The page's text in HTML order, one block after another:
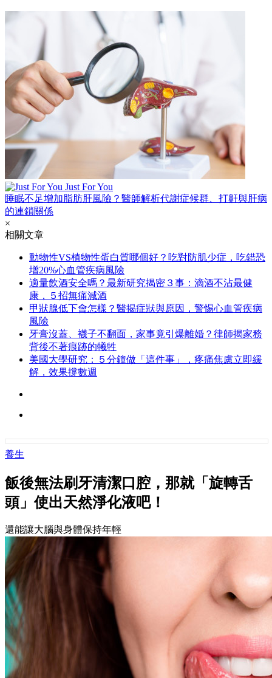
Just For You
睡眠不足增加脂肪肝風險？醫師解析代謝症候群、打鼾與肝病
的連鎖關係
×
相關文章
動物性VS植物性蛋白質哪個好？吃對防肌少症，吃錯恐
增20%心血管疾病風險
適量飲酒安全嗎？最新研究揭密３事：滴酒不沾最健
康，５招無痛減酒
甲狀腺低下會怎樣？醫揭症狀與原因，警惕心血管疾病
風險
牙膏沒蓋、襪子不翻面，家事竟引爆離婚？律師揭家務
背後不著痕跡的犧牲
美國大學研究：５分鐘做「這件事」，疼痛焦慮立即緩
解，效果撐數週
養生
飯後無法刷牙清潔口腔，那就「旋轉舌
頭」使出天然淨化液吧！
還能讓大腦與身體保持年輕